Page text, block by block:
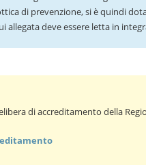
di prevenzione, si è quindi
allegata deve essere letta in
di accreditamento della